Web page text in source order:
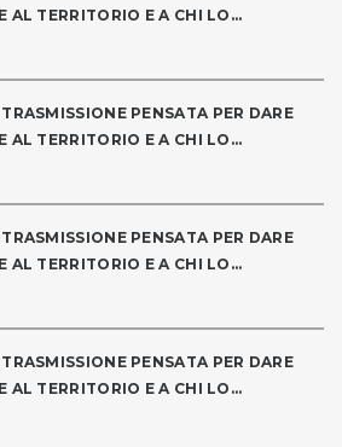
AL TERRITORIO E A CHI LO...
PENSATA PER DARE
AL TERRITORIO E A CHI LO...
PENSATA PER DARE
AL TERRITORIO E A CHI LO...
PENSATA PER DARE
AL TERRITORIO E A CHI LO...